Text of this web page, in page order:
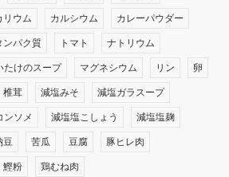
リウム カルシウム カレーパウダー
ンパク質 トマト ナトリウム
たけのスープ マグネシウム リン 卵
椎茸 減塩みそ 減塩ガラスープ
ンソメ 減塩塩こしょう 減塩塩麹
豆 苦瓜 豆腐 豚ヒレ肉
鰹粉 鶏むね肉